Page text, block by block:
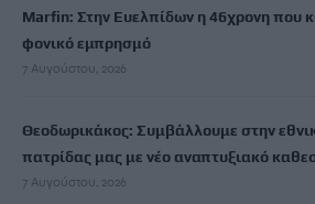
Marfin: Στην Ευελπίδων η 46χρονη που
φονικό εμπρησμό
7 Αυγούστου, 2026
Θεοδωρικάκος: Συμβάλλουμε στην
πατρίδας μας με νέο αναπτυξιακό
7 Αυγούστου, 2026